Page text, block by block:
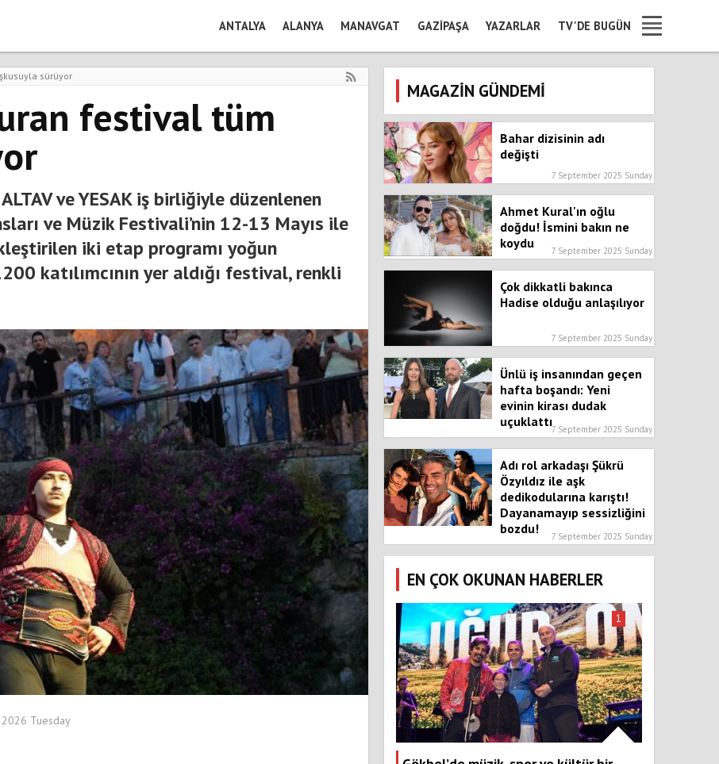
ANTALYA ALANYA MANAVGAT GAZIPAŞA YAZARLAR TV'DE BUGÜN
sürüyor
festival tüm
ve YESAK iş birliğiyle düzenlenen
ve Müzik Festivali’nin 12-13 Mayıs ile
iki etap programı yoğun
katılımcının yer aldığı festival, renkli
Tuesday
MAGAZİN GÜNDEMİ
Bahar dizisinin adı
değişti
7 September 2025 Sunday
Ahmet Kural'ın oğlu
doğdu! İsmini bakın ne
koydu
7 September 2025 Sunday
Çok dikkatli bakınca
Hadise olduğu anlaşılıyor
7 September 2025 Sunday
Ünlü iş insanından geçen
hafta boşandı: Yeni
evinin kirası dudak
uçuklattı7 September 2025 Sunday
Adı rol arkadaşı Şükrü
Özyıldız ile aşk
dedikodularına karıştı!
Dayanamayıp sessizliğini
bozdu!
7 September 2025 Sunday
EN ÇOK OKUNAN HABERLER
1